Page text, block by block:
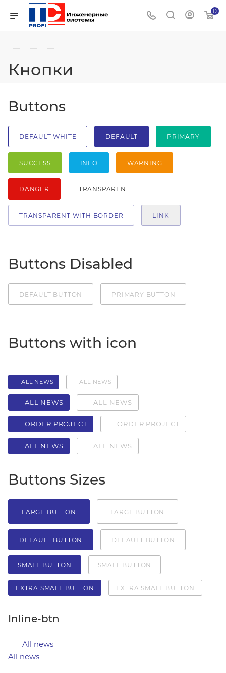
0
— — —
Кнопки
Buttons
DEFAULT WHITE DEFAULT PRIMARY
SUCCESS INFO WARNING
DANGER TRANSPARENT
TRANSPARENT WITH BORDER LINK
Buttons Disabled
DEFAULT BUTTON PRIMARY BUTTON
Buttons with icon
ALL NEWS ALL NEWS
ALL NEWS ALL NEWS
ORDER PROJECT ORDER PROJECT
ALL NEWS ALL NEWS
Buttons Sizes
LARGE BUTTON LARGE BUTTON
DEFAULT BUTTON DEFAULT BUTTON
SMALL BUTTON SMALL BUTTON
EXTRA SMALL BUTTON EXTRA SMALL BUTTON
Inline-btn
All news
All news